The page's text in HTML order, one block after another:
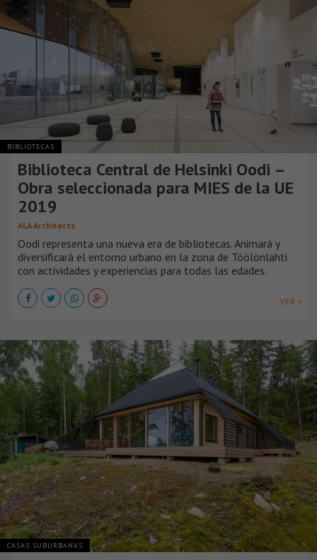
BIBLIOTECAS
Biblioteca Central de Helsinki Oodi –
Obra seleccionada para MIES de la UE
2019
ALA Architects
Oodi representa una nueva era de bibliotecas. Animará y
diversificará el entorno urbano en la zona de Töölönlahti
con actividades y experiencias para todas las edades.
VER +
CASAS SUBURBANAS